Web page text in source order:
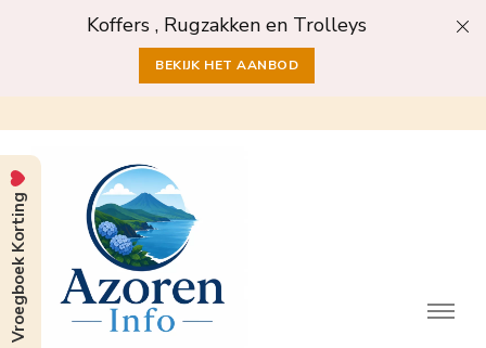
Koffers , Rugzakken en Trolleys
BEKIJK HET AANBOD
Vroegboek Korting